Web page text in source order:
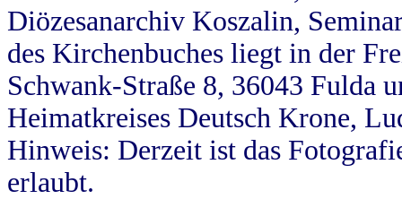
Diözesanarchiv Koszalin,
des Kirchenbuches liegt in der
Schwank-Straße 8, 36043 Fulda
Heimatkreises Deutsch Krone,
Hinweis: Derzeit ist das
erlaubt.